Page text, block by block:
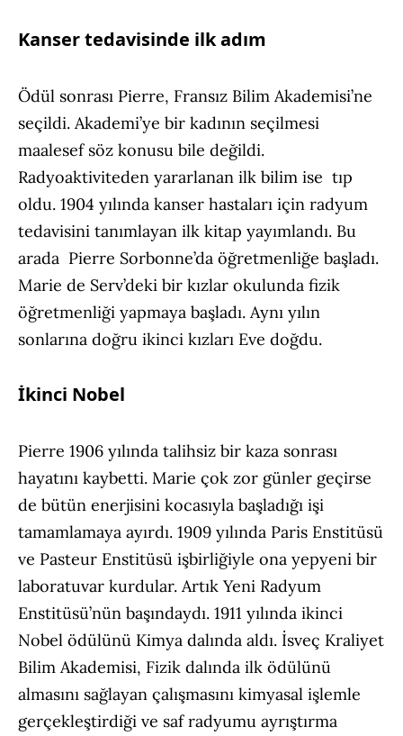
Kanser tedavisinde ilk adım
Ödül sonrası Pierre, Fransız Bilim Akademisi’ne
seçildi. Akademi’ye bir kadının seçilmesi
maalesef söz konusu bile değildi.
Radyoaktiviteden yararlanan ilk bilim ise tıp
oldu. 1904 yılında kanser hastaları için radyum
tedavisini tanımlayan ilk kitap yayımlandı. Bu
arada Pierre Sorbonne’da öğretmenliğe başladı.
Marie de Serv’deki bir kızlar okulunda fizik
öğretmenliği yapmaya başladı. Aynı yılın
sonlarına doğru ikinci kızları Eve doğdu.
İkinci Nobel
Pierre 1906 yılında talihsiz bir kaza sonrası
hayatını kaybetti. Marie çok zor günler geçirse
de bütün enerjisini kocasıyla başladığı işi
tamamlamaya ayırdı. 1909 yılında Paris Enstitüsü
ve Pasteur Enstitüsü işbirliğiyle ona yepyeni bir
laboratuvar kurdular. Artık Yeni Radyum
Enstitüsü’nün başındaydı. 1911 yılında ikinci
Nobel ödülünü Kimya dalında aldı. İsveç Kraliyet
Bilim Akademisi, Fizik dalında ilk ödülünü
almasını sağlayan çalışmasını kimyasal işlemle
gerçekleştirdiği ve saf radyumu ayrıştırma